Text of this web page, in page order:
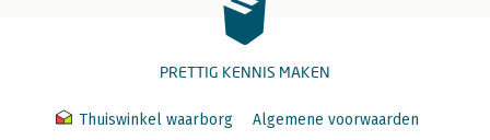
PRETTIG KENNIS MAKEN
Thuiswinkel waarborg
Algemene voorwaarden